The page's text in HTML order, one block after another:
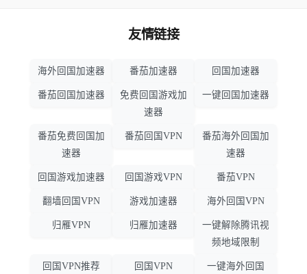
友情链接
海外回国加速器 番茄加速器 回国加速器
番茄回国加速器
免费回国游戏加
速器
一键回国加速器
番茄免费回国加
速器
番茄回国VPN
番茄海外回国加
速器
回国游戏加速器 回国游戏VPN 番茄VPN
翻墙回国VPN 游戏加速器 海外回国VPN
归雁VPN 归雁加速器
一键解除腾讯视
频地域限制
回国VPN推荐 回国VPN
一键海外回国